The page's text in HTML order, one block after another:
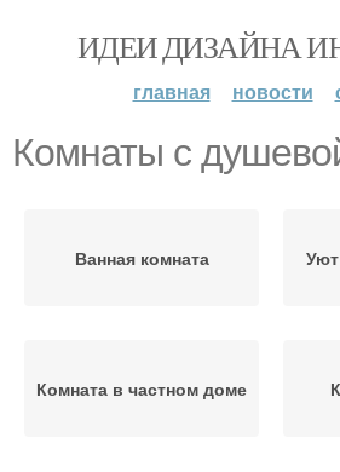
ИДЕИ ДИЗАЙНА
главная новости
Комнаты с
Ванная комната
Комната в частном доме